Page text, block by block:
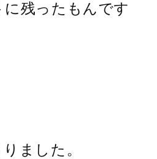
残ったもんです
ました。